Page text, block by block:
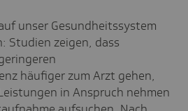
unser Gesundheitssystem
Studien zeigen, dass
häufiger zum Arzt gehen,
in Anspruch nehmen